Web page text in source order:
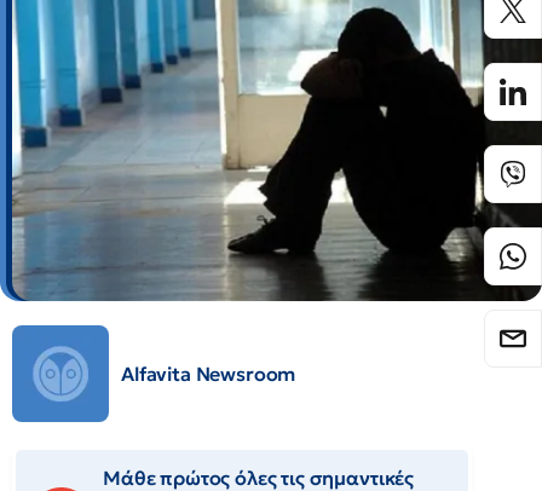
Alfavita Newsroom
Μάθε πρώτος όλες τις σημαντικές